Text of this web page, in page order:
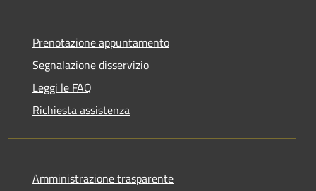
Prenotazione appuntamento
Segnalazione disservizio
Leggi le FAQ
Richiesta assistenza
Amministrazione trasparente